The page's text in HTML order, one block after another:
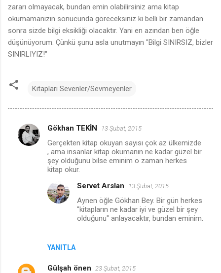
zararı olmayacak, bundan emin olabilirsiniz ama kitap
okumamanızın sonucunda göreceksiniz ki belli bir zamandan
sonra sizde bilgi eksikliği olacaktır. Yani en azından ben öğle
düşünüyorum. Çünkü şunu asla unutmayın "Bilgi SINIRSIZ, bizler
SINIRLIYIZ!"
Kitapları Sevenler/Sevmeyenler
Y
o
Gökhan TEKİN 13 Şubat, 2015
Gerçekten kitap okuyan sayısı çok az ülkemizde
, ama insanlar kitap okumanın ne kadar güzel bir
şey olduğunu bilse eminim o zaman herkes
kitap okur.
YANITLA
Servet Arslan 13 Şubat, 2015
Aynen öğle Gökhan Bey. Bir gün herkes
"kitapların ne kadar iyi ve güzel bir şey
olduğunu" anlayacaktır, bundan eminim.
Gülşah önen 23 Şubat, 2015